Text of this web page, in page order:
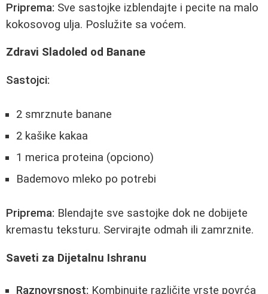
Priprema: Sve sastojke izblendajte i pecite na malo
kokosovog ulja. Poslužite sa voćem.
Zdravi Sladoled od Banane
Sastojci:
2 smrznute banane
2 kašike kakaa
1 merica proteina (opciono)
Bademovo mleko po potrebi
Priprema: Blendajte sve sastojke dok ne dobijete
kremastu teksturu. Servirajte odmah ili zamrznite.
Saveti za Dijetalnu Ishranu
Raznovrsnost: Kombinujte različite vrste povrća